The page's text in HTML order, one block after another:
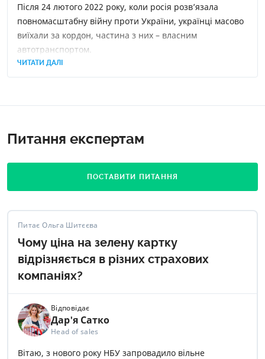
Після 24 лютого 2022 року, коли росія розв’язала
повномасштабну війну проти України, українці масово
виїхали за кордон, частина з них – власним
автотранспортом.
ЧИТАТИ ДАЛІ
Питання експертам
ПОСТАВИТИ ПИТАННЯ
Питає Ольга Шитєєва
Чому ціна на зелену картку
відрізняється в різних страхових
компаніях?
Відповідає
Дар'я Сатко
Head of sales
Вітаю, з нового року НБУ запровадило вільне